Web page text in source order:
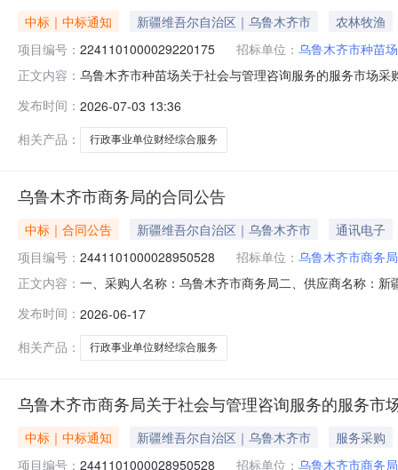
中标｜中标通知 新疆维吾尔自治区｜乌鲁木齐市
农林牧渔
项目编号： 2241101000029220175 招标单位： 乌鲁木齐市种苗场
正文内容： 乌鲁木齐市种苗场关于社会与管理咨询服务的服务市场
所在行政区划编码:650199项目所在行政区划名称:乌鲁
发布时间： 2026-07-03 13:36
相关产品：
行政事业单位财经综合服务
乌鲁木齐市商务局的合同公告
中标｜合同公告 新疆维吾尔自治区｜乌鲁木齐市
通讯电子
项目编号： 2441101000028950528 招标单位： 乌鲁木齐市商务
正文内容： 一、采购人名称：乌鲁木齐市商务局二、供应商名称：
务、内控系统、政府财务报告、资产清查服务、财经系
人名称：乌鲁木齐
发布时间： 2026-06-17
相关产品：
行政事业单位财经综合服务
乌鲁木齐市商务局关于社会与管理咨询服务的服务市
中标｜中标通知 新疆维吾尔自治区｜乌鲁木齐市
服务采购
项目编号： 2441101000028950528 招标单位： 乌鲁木齐市商务